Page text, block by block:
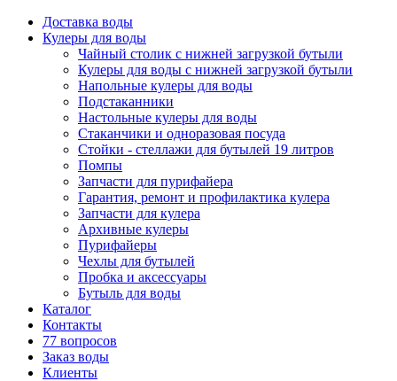
Доставка воды
Кулеры для воды
Чайный столик с нижней загрузкой бутыли
Кулеры для воды с нижней загрузкой бутыли
Напольные кулеры для воды
Подстаканники
Настольные кулеры для воды
Стаканчики и одноразовая посуда
Стойки - стеллажи для бутылей 19 литров
Помпы
Запчасти для пурифайера
Гарантия, ремонт и профилактика кулера
Запчасти для кулера
Архивные кулеры
Пурифайеры
Чехлы для бутылей
Пробка и аксессуары
Бутыль для воды
Каталог
Контакты
77 вопросов
Заказ воды
Клиенты